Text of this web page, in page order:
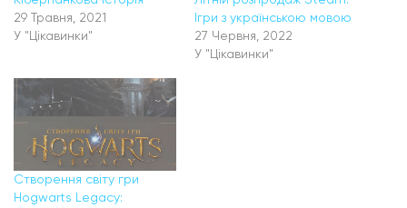
29 Травня, 2021
У "Цікавинки"
Ігри з українською мовою
27 Червня, 2022
У "Цікавинки"
Створення світу гри
Hogwarts Legacy: